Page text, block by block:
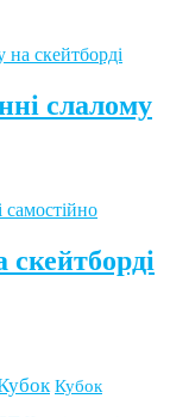
слалому
Кубок